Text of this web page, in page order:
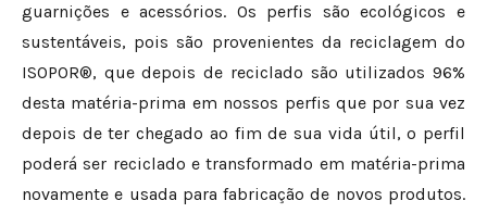
guarnições e acessórios. Os perfis são ecológicos e
sustentáveis, pois são provenientes da reciclagem do
ISOPOR®, que depois de reciclado são utilizados 96%
desta matéria-prima em nossos perfis que por sua vez
depois de ter chegado ao fim de sua vida útil, o perfil
poderá ser reciclado e transformado em matéria-prima
novamente e usada para fabricação de novos produtos.